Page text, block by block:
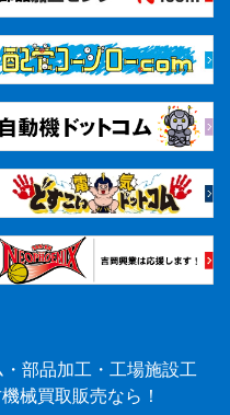
部品加工・工場施設工
械買取販売なら！